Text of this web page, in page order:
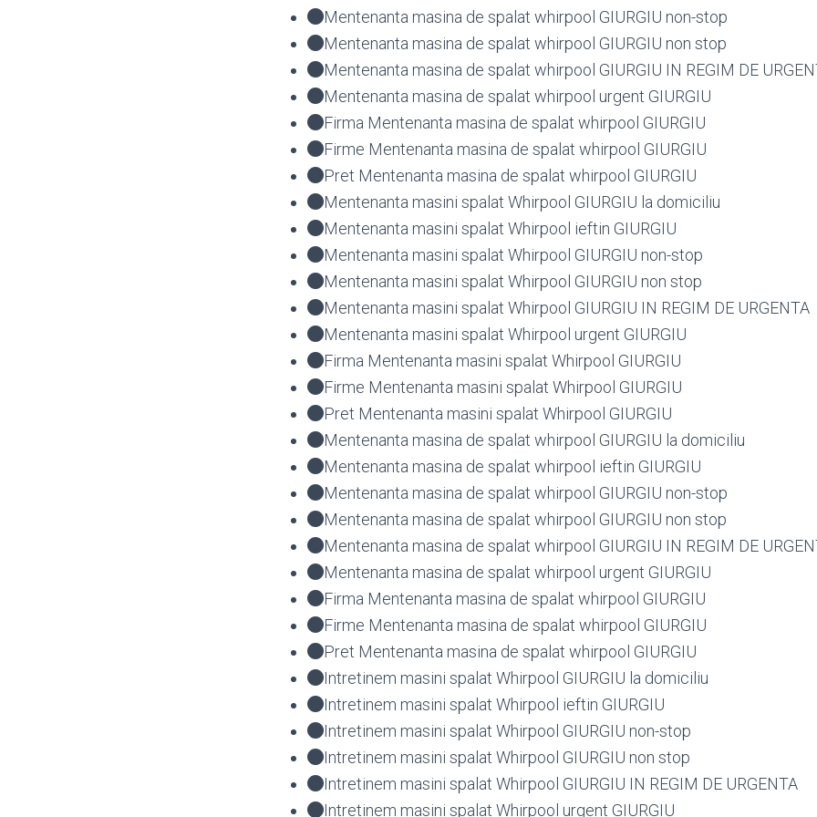
Mentenanta masina de spalat whirpool GIURGIU non-stop
Mentenanta masina de spalat whirpool GIURGIU non stop
Mentenanta masina de spalat whirpool GIURGIU IN REGIM DE
Mentenanta masina de spalat whirpool urgent GIURGIU
Firma Mentenanta masina de spalat whirpool GIURGIU
Firme Mentenanta masina de spalat whirpool GIURGIU
Pret Mentenanta masina de spalat whirpool GIURGIU
Mentenanta masini spalat Whirpool GIURGIU la domiciliu
Mentenanta masini spalat Whirpool ieftin GIURGIU
Mentenanta masini spalat Whirpool GIURGIU non-stop
Mentenanta masini spalat Whirpool GIURGIU non stop
Mentenanta masini spalat Whirpool GIURGIU IN REGIM DE URGENTA
Mentenanta masini spalat Whirpool urgent GIURGIU
Firma Mentenanta masini spalat Whirpool GIURGIU
Firme Mentenanta masini spalat Whirpool GIURGIU
Pret Mentenanta masini spalat Whirpool GIURGIU
Mentenanta masina de spalat whirpool GIURGIU la domiciliu
Mentenanta masina de spalat whirpool ieftin GIURGIU
Mentenanta masina de spalat whirpool GIURGIU non-stop
Mentenanta masina de spalat whirpool GIURGIU non stop
Mentenanta masina de spalat whirpool GIURGIU IN REGIM DE
Mentenanta masina de spalat whirpool urgent GIURGIU
Firma Mentenanta masina de spalat whirpool GIURGIU
Firme Mentenanta masina de spalat whirpool GIURGIU
Pret Mentenanta masina de spalat whirpool GIURGIU
Intretinem masini spalat Whirpool GIURGIU la domiciliu
Intretinem masini spalat Whirpool ieftin GIURGIU
Intretinem masini spalat Whirpool GIURGIU non-stop
Intretinem masini spalat Whirpool GIURGIU non stop
Intretinem masini spalat Whirpool GIURGIU IN REGIM DE URGENTA
Intretinem masini spalat Whirpool urgent GIURGIU